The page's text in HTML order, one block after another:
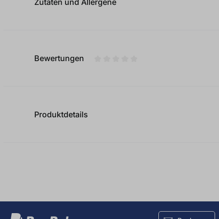
Zutaten und Allergene
Bewertungen
Produktdetails